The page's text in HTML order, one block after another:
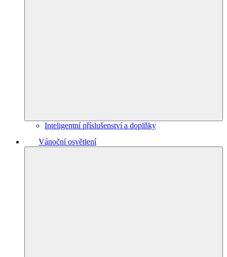
Inteligentní příslušenství a doplňky
Vánoční osvětlení